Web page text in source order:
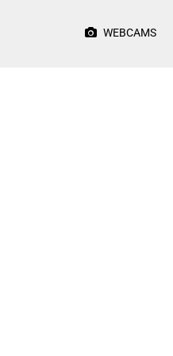
WEBCAMS